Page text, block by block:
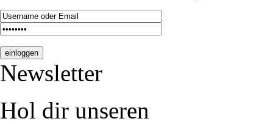
Newsletter
Hol dir unseren